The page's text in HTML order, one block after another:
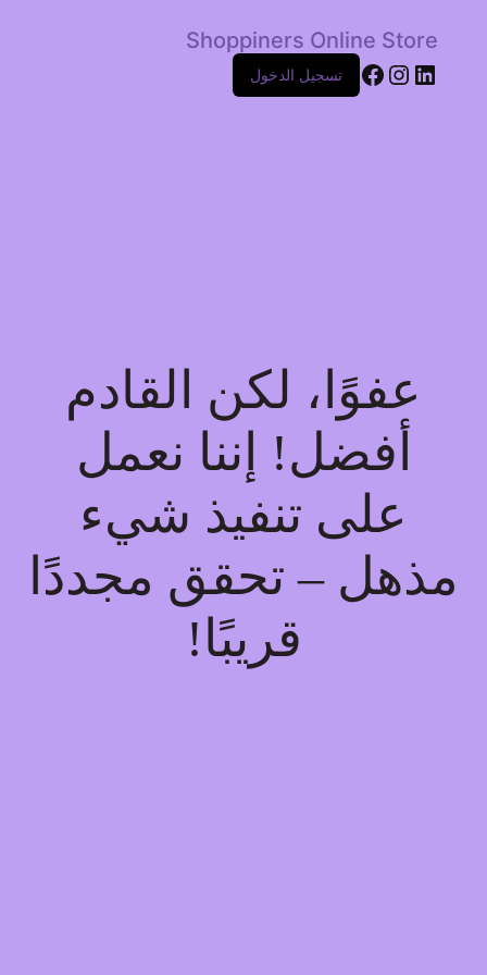
Shoppiners Online Store
LinkedIn
Instagram
Facebook
تسجيل الدخول
عفوًا، لكن القادم
أفضل! إننا نعمل
على تنفيذ شيء
مذهل – تحقق مجددًا
قريبًا!